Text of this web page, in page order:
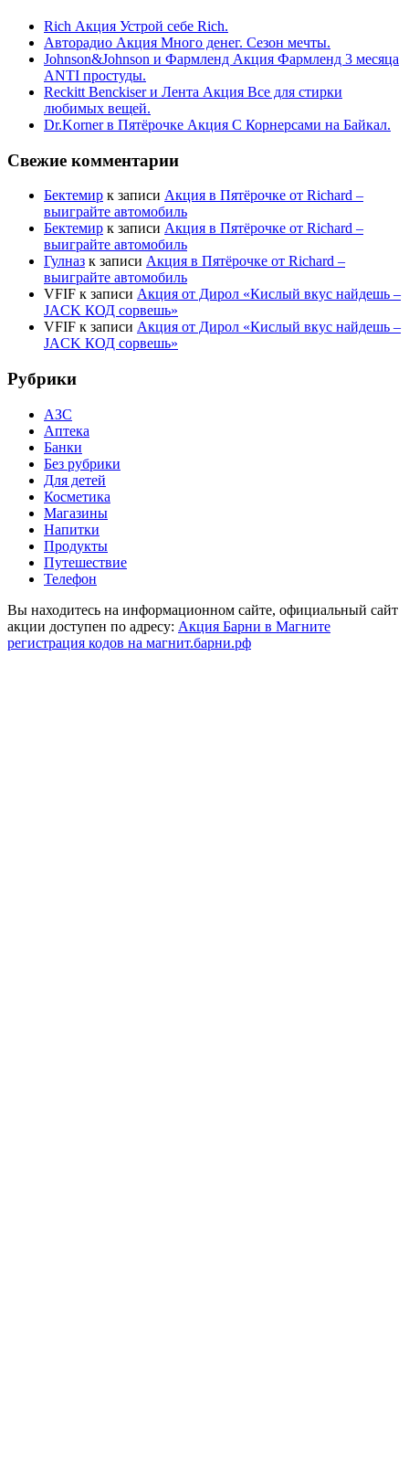
Rich Акция Устрой себе Rich.
Авторадио Акция Много денег. Сезон мечты.
Johnson&Johnson и Фармленд Акция Фармленд 3 месяца
ANTI простуды.
Reckitt Benckiser и Лента Акция Все для стирки
любимых вещей.
Dr.Korner в Пятёрочке Акция С Корнерсами на Байкал.
Свежие комментарии
Бектемир к записи Акция в Пятёрочке от Richard –
выиграйте автомобиль
Бектемир к записи Акция в Пятёрочке от Richard –
выиграйте автомобиль
Гулназ к записи Акция в Пятёрочке от Richard –
выиграйте автомобиль
VFIF к записи Акция от Дирол «Кислый вкус найдешь –
JACK КОД сорвешь»
VFIF к записи Акция от Дирол «Кислый вкус найдешь –
JACK КОД сорвешь»
Рубрики
АЗС
Аптека
Банки
Без рубрики
Для детей
Косметика
Магазины
Напитки
Продукты
Путешествие
Телефон
Вы находитесь на информационном сайте, официальный сайт
акции доступен по адресу: Акция Барни в Магните
регистрация кодов на магнит.барни.рф